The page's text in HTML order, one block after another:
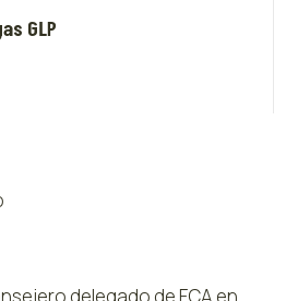
GLP
delegado de FCA en